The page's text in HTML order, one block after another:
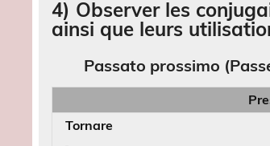
4) Observer les
ainsi que leurs
Passato prossimo
Tornare